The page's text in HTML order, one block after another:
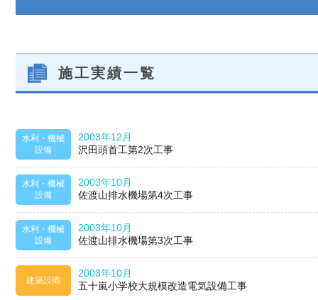
施工実績一覧
水利・機械
設備
2003年12月
沢田頭首工第2次工事
水利・機械
設備
2003年10月
佐渡山排水機場第4次工事
水利・機械
設備
2003年10月
佐渡山排水機場第3次工事
建築設備
2003年10月
五十嵐小学校大規模改造電気設備工事